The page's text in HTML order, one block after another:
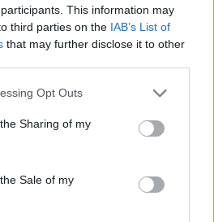
This information may
third parties on the IAB’s List of
that may further disclose it to other
app uses one or more Google
usage behaviour. You may click to
and its third-party tags to
purposes in below Google
Opt Outs
Sharing of my
Sale of my
cu diamante
Bijuterii La Rosa
LRY151
La Rosa 2014.
7.776 lei